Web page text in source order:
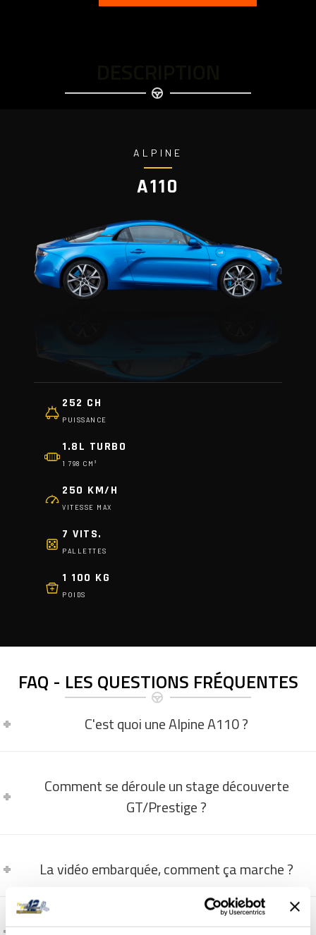
ALPINE
A110
252 CH
PUISSANCE
1.8L TURBO
1 798 CM³
250 KM/H
VITESSE MAX
7 VITS.
PALLETTES
1 100 KG
POIDS
FAQ - LES QUESTIONS FRÉQUENTES
C'est quoi une Alpine A110 ?
Comment se déroule un stage découverte
GT/Prestige ?
La vidéo embarquée, comment ça marche ?